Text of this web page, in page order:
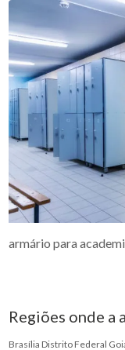
armário para
Regiões onde a
Brasília Distrito Federal